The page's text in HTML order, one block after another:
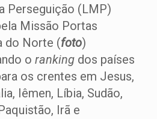
Perseguição (LMP)
Missão Portas
do Norte (foto)
o rankingdos países
os crentes em Jesus,
Iêmen, Líbia, Sudão,
Irã e